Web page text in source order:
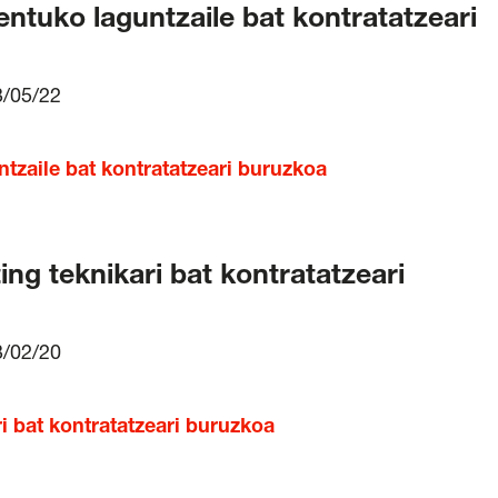
laguntzaile bat kontratatzeari
05/22
bat kontratatzeari buruzkoa
teknikari bat kontratatzeari
02/20
bat kontratatzeari buruzkoa